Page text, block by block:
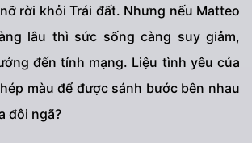
rời khỏi Trái đất. Nhưng nếu Matteo
lâu thì sức sống càng suy giảm,
đến tính mạng. Liệu tình yêu của
màu để được sánh bước bên nhau
đôi ngã?